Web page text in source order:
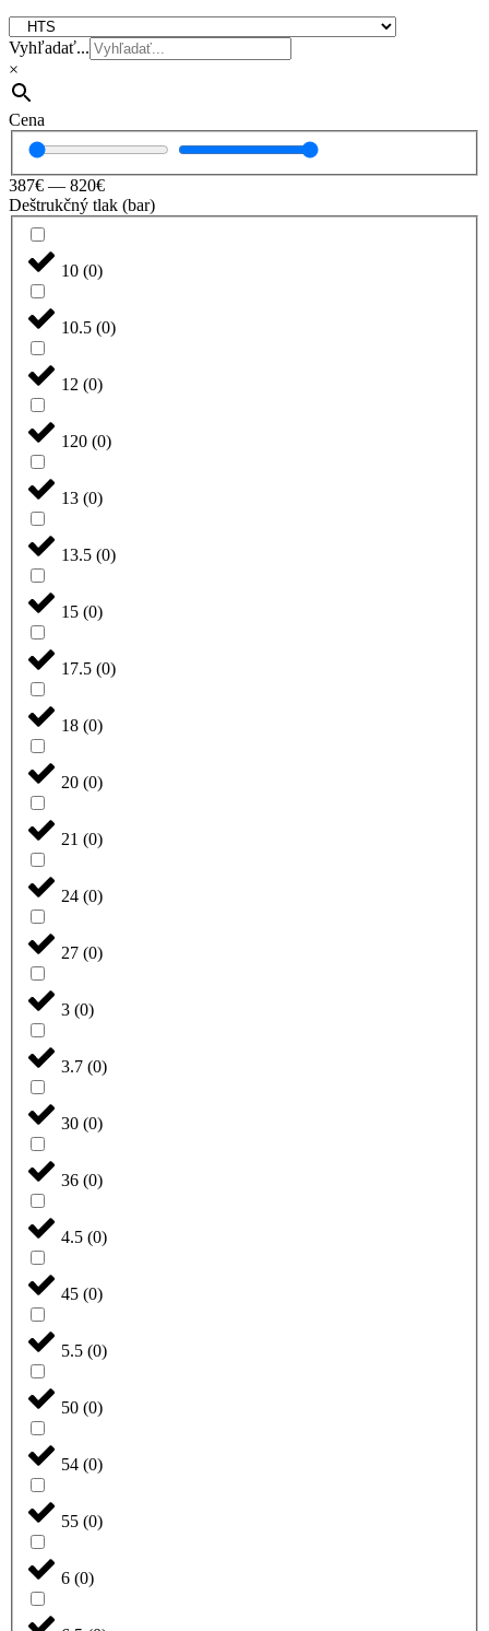
Vyhľadať...
×
Cena
387€ — 820€
Deštrukčný tlak (bar)
10 (0)
10.5 (0)
12 (0)
120 (0)
13 (0)
13.5 (0)
15 (0)
17.5 (0)
18 (0)
20 (0)
21 (0)
24 (0)
27 (0)
3 (0)
3.7 (0)
30 (0)
36 (0)
4.5 (0)
45 (0)
5.5 (0)
50 (0)
54 (0)
55 (0)
6 (0)